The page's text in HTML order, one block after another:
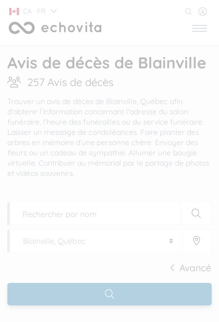
CA · FR
Avis de décès de Blainville
257 Avis de décès
Trouver un avis de décès de Blainville, Québec afin
d’obtenir l’information concernant l'adresse du salon
funéraire, l'heure des funérailles ou du service funéraire.
Laisser un message de condoléances. Faire planter des
arbres en mémoire d’une personne chère. Envoyer des
fleurs ou un cadeau de sympathie. Allumer une bougie
virtuelle. Contribuer au mémorial par le partage de photos
et vidéos souvenirs.
Avancé